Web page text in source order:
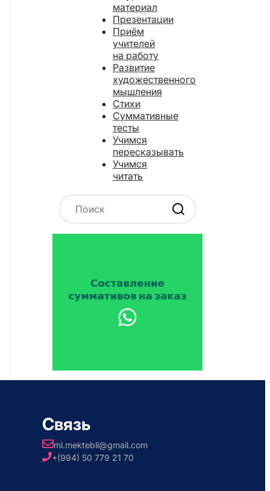
материал
Презентации
Приём
учителей
на работу
Развитие
художественного
мышления
Стихи
Суммативные
тесты
Учимся
пересказывать
Учимся
читать
Связь
ml.mektebli@gmail.com
+(994) 50 779 21 70